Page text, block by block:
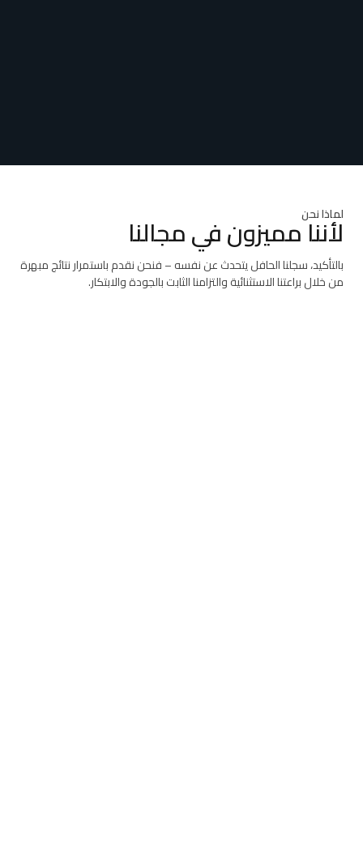
لماذا نحن
لأننا مميزون في مجالنا
بالتأكيد، سجلنا الحافل يتحدث عن نفسه – فنحن نقدم باستمرار نتائج مبهرة
من خلال براعتنا الاستثنائية والتزامنا الثابت بالجودة والابتكار.